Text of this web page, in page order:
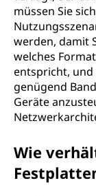
müssen Sie
werden, damit
welches
entspricht, und
genügend
Geräte
Wie